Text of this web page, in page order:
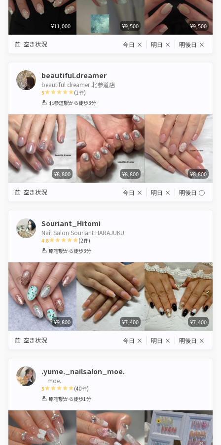
¥11,000 ¥9,500 ¥9,500
空き状況 今日 × 明日 × 明後日 ×
beautiful.dreamer
beautiful dreamer 北参道店
5
1 2 3 4 5
(1件)
北参道駅から徒歩3分
¥8,800 ¥8,800 ¥8,800
空き状況 今日 × 明日 × 明後日 ◯
Souriant_Hitomi
Nail Salon Souriant HARAJUKU
4.8
1 2 3 4 5
(2件)
原宿駅から徒歩3分
¥9,800 ¥7,400 ¥7,400
空き状況 今日 × 明日 × 明後日 ×
.yume._nailsalon_moe.
moe.
5
1 2 3 4 5
(40件)
原宿駅から徒歩1分